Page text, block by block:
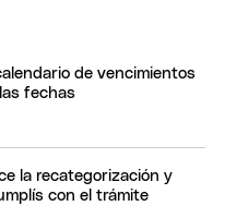
de vencimientos
fechas
la recategorización y
con el trámite